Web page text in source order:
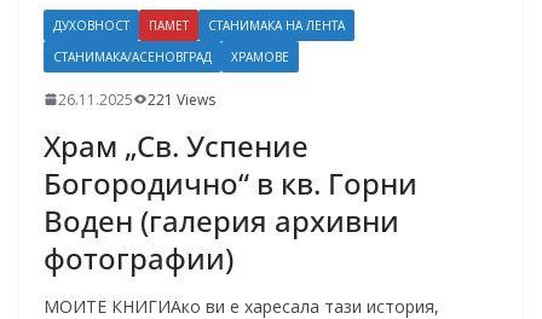
ДУХОВНОСТ ПАМЕТ
СТАНИМАКА НА ЛЕНТА
СТАНИМАКА/АСЕНОВГРАД
ХРАМОВЕ
26.11.2025 221 Views
Храм „Св. Успение
Богородично“ в кв. Горни
Воден (галерия архивни
фотографии)
МОИТЕ КНИГИАко ви е харесала тази история,